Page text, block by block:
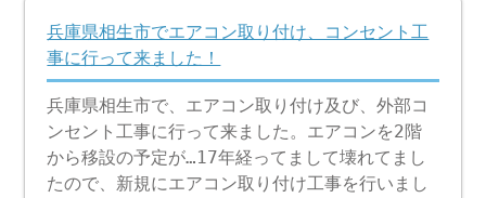
兵庫県相生市でエアコン取り付け、コンセント工
事に行って来ました！
兵庫県相生市で、エアコン取り付け及び、外部コ
ンセント工事に行って来ました。エアコンを2階
から移設の予定が…17年経ってまして壊れてまし
たので、新規にエアコン取り付け工事を行いまし